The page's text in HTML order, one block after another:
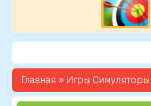
Главная » Игры Симуляторы